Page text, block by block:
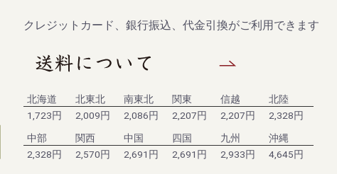
クレジットカード、銀行振込、代金引換がご利用できます
北海道
1,723円
北東北
2,009円
南東北
2,086円
関東
2,207円
信越
2,207円
北陸
2,328円
中部
2,328円
関西
2,570円
中国
2,691円
四国
2,691円
九州
2,933円
沖縄
4,645円